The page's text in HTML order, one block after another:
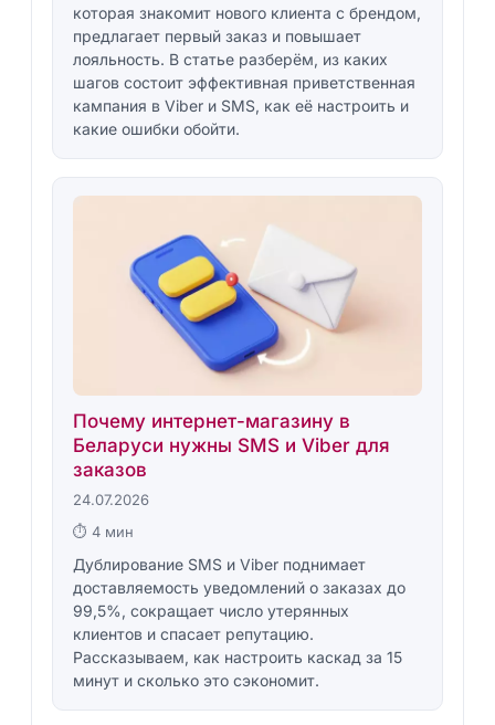
которая знакомит нового клиента с брендом,
предлагает первый заказ и повышает
лояльность. В статье разберём, из каких
шагов состоит эффективная приветственная
кампания в Viber и SMS, как её настроить и
какие ошибки обойти.
Почему интернет-магазину в
Беларуси нужны SMS и Viber для
заказов
24.07.2026
⏱ 4 мин
Дублирование SMS и Viber поднимает
доставляемость уведомлений о заказах до
99,5%, сокращает число утерянных
клиентов и спасает репутацию.
Рассказываем, как настроить каскад за 15
минут и сколько это сэкономит.